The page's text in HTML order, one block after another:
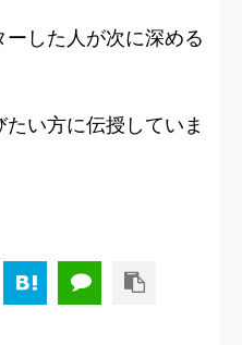
した人が次に深める
たい方に伝授していま